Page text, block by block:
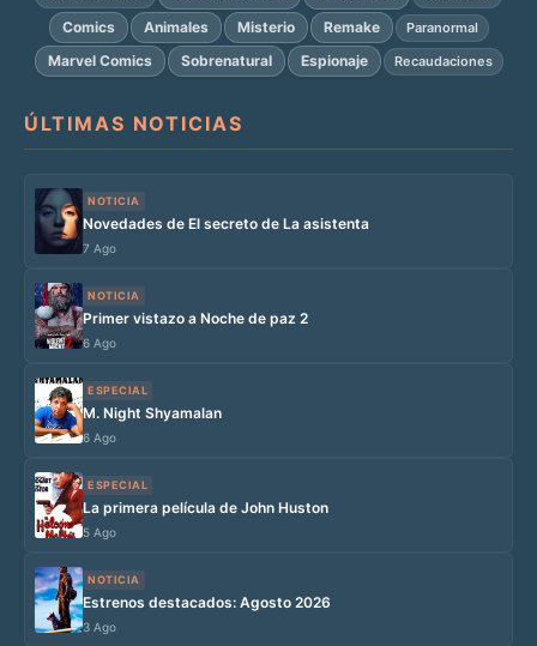
Comics Animales Misterio Remake Paranormal
Marvel Comics Sobrenatural Espionaje Recaudaciones
ÚLTIMAS NOTICIAS
NOTICIA
Novedades de El secreto de La asistenta
7 Ago
NOTICIA
Primer vistazo a Noche de paz 2
6 Ago
ESPECIAL
M. Night Shyamalan
6 Ago
ESPECIAL
La primera película de John Huston
5 Ago
NOTICIA
Estrenos destacados: Agosto 2026
3 Ago